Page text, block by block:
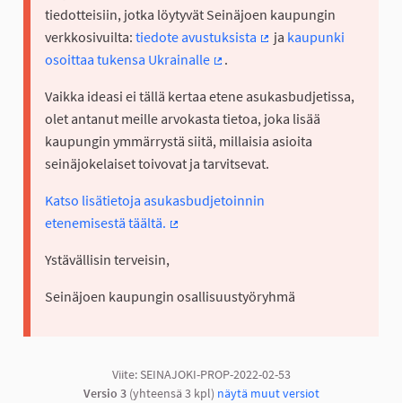
tiedotteisiin, jotka löytyvät Seinäjoen kaupungin
verkkosivuilta: tiedote avustuksista
ja kaupunki
osoittaa tukensa Ukrainalle
.
Vaikka ideasi ei tällä kertaa etene asukasbudjetissa,
olet antanut meille arvokasta tietoa, joka lisää
kaupungin ymmärrystä siitä, millaisia asioita
seinäjokelaiset toivovat ja tarvitsevat.
Katso lisätietoja asukasbudjetoinnin
etenemisestä täältä.
Ystävällisin terveisin,
Seinäjoen kaupungin osallisuustyöryhmä
Viite: SEINAJOKI-PROP-2022-02-53
Versio 3(yhteensä 3 kpl) näytä muut versiot